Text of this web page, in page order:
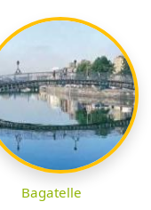
Bagatelle